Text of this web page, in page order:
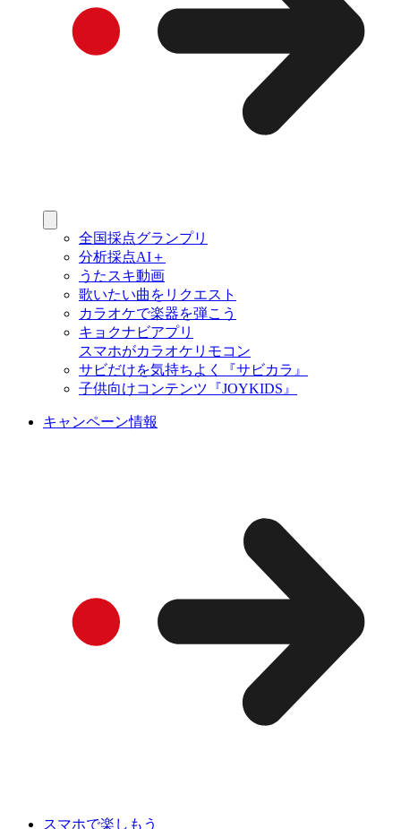
全国採点グランプリ
分析採点AI＋
うたスキ動画
歌いたい曲をリクエスト
カラオケで楽器を弾こう
キョクナビアプリ
スマホがカラオケリモコン
サビだけを気持ちよく『サビカラ』
子供向けコンテンツ『JOYKIDS』
キャンペーン情報
スマホで楽しもう